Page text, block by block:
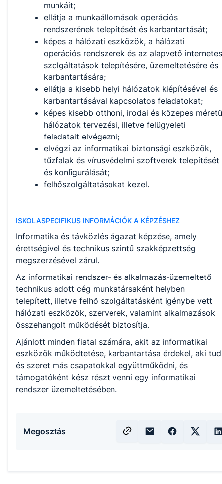
munkáit;
ellátja a munkaállomások operációs
rendszerének telepítését és karbantartását;
képes a hálózati eszközök, a hálózati
operációs rendszerek és az alapvető internetes
szolgáltatások telepítésére, üzemeltetésére és
karbantartására;
ellátja a kisebb helyi hálózatok kiépítésével és
karbantartásával kapcsolatos feladatokat;
képes kisebb otthoni, irodai és közepes méretű
hálózatok tervezési, illetve felügyeleti
feladatait elvégezni;
elvégzi az informatikai biztonsági eszközök,
tűzfalak és vírusvédelmi szoftverek telepítését
és konﬁgurálását;
felhőszolgáltatásokat kezel.
ISKOLASPECIFIKUS INFORMÁCIÓK A KÉPZÉSHEZ
Informatika és távközlés ágazat képzése, amely
érettségivel és technikus szintű szakképzettség
megszerzésével zárul.
Az informatikai rendszer- és alkalmazás-üzemeltető
technikus adott cég munkatársaként helyben
telepített, illetve felhő szolgáltatásként igénybe vett
hálózati eszközök, szerverek, valamint alkalmazások
összehangolt működését biztosítja.
Ajánlott minden fiatal számára, akit az informatikai
eszközök működtetése, karbantartása érdekel, aki tud
és szeret más csapatokkal együttműködni, és
támogatóként kész részt venni egy informatikai
rendszer üzemeltetésében.
Megosztás